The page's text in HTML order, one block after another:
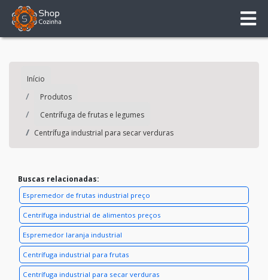
Início
Produtos
Centrífuga de frutas e legumes
Centrífuga industrial para secar verduras
Buscas relacionadas:
Espremedor de frutas industrial preço
Centrífuga industrial de alimentos preços
Espremedor laranja industrial
Centrífuga industrial para frutas
Centrífuga industrial para secar verduras